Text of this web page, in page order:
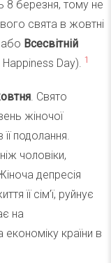
8 березня, тому не
свята в жовтні
або Всесвітній
Happiness Day). 1
. Свято
жіночої
подолання.
чоловіки,
депресія
її сім’ї, руйнує
на
економіку країни в